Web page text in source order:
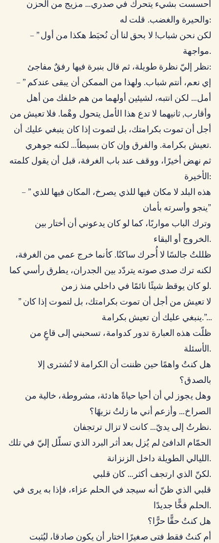
أحسست بشيء يتحرك في صدري… مزيج من الحزن
والحيرة والغضب. قلت له:
– ” لكن نحن شباب! لا بحق لنا أن نُحبَط هكذا من أول
مواجهة.
نظر إليّ نظرة طويلة، ثم قال بنبرة فيها رفقٌ مفاجئ:
– ” إي نعم، أنتم شباب. ولهذا من الممكن أن يبقى عندكم
أمل… لكن انتبه، لشيئين أولهما من هم خلفك من أهل
وأقارب, ثانيهما لا تدع هذا الأمل يتحول وهْما. فلا تعيش من
أجل أن تموت بكرامتك، بل لتموت إذا كان ينبغي عليك أن
تعيش بكرامة. والفرق وإن كان بسيطاً… لكنه جوهري.
ثم نهض أخيرًا، ووقف عند باب الغرفة، قبل أن يقول كلمته
الأخيرة:
– ” هذه البلد لا مكان فيها للذي يصرخ، المكان فيها للذي
ينجو وأسرته بأمان”
وترك الباب مواربًا، كما لو كان يدعوني أن أختار بين
الخروج أو البقاء.
ظللتُ جالسًا لا أُحرك ساكنًا. كأنما خرج عمي من الغرفة،
لكنه ترك صدى صوته يتردّد بين الجدران، يطرق رأسي كما
لو كان يوقظ شيئًا نائمًا في داخلي منذ زمن.
” لا تعيش من أجل أن تموت بكرامتك، بل لتموت إذا كان
ينبغي عليك أن تعيش بكرامة.”…
ظلّت هذه العبارة تدور كدوامة، تسحبني إلى قاعٍ من
الأسئلة.
هل كنتُ واهمًا حين ظننت أن الكرامة لا تُشترى إلا
بالصدق؟
وهل يجوز لي أن أحيا حياةً هادئة، مشروطة، خالية من
الصراخ… وأزعم أني ما زلتُ نزيهًا؟
نظرتُ إلى يديّ… كانت لا تزال ترتجفان.
الحمّام الدافئ لم يُزل بعد أثر البرد الذي تسلّل إليّ في تلك
الليالي الطويلة داخل الزنزانة.
لكنّ الذي ارتجف أكثر… كان قلبي.
قلبي الذي ظنّ أنه سيجد في الحلم عزاء، فإذا به يرى في
الحلم فخًّا جديدًا.
هل كنتُ حقًّا حرًّا؟
أم كنتُ فقط فتى صغيرًا اختار أن يكون صادقا، ليُثبت